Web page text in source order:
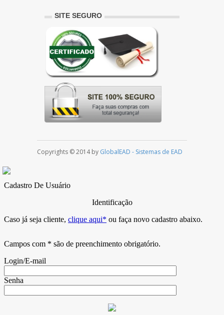
SITE SEGURO
Copyrights © 2014 by GlobalEAD - Sistemas de EAD